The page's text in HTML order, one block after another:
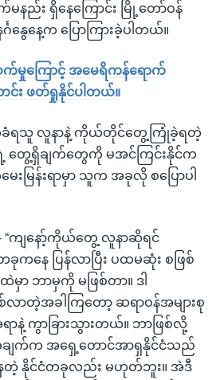
ည်း ရှိနေကြောင်း မြို့တော်ဝန်
ဂနွေနေ့က ပြောကြားခဲ့ပါတယ်။
က်မှုကြောင့် အမေရိကန်ရောက်
င်း ဖတ်ရှုနိုင်ပါတယ်။
က်ခံရသူ လူနာနဲ့ ကိုယ်တိုင်တွေ့ကြုံခဲ့ရတဲ့
တွေ့ရှိချက်တွေကို မအင်ကြင်းနိုင်က
မြန်းရာမှာ သူက အခုလို စပြောပါ
“ကျနော့်ကိုယ်တွေ့ လူနာဆိုရင်
ကနေ ပြန်လာပြီး ပထမဆုံး စဖြစ်
ထဲမှာ ဘာမှကို မဖြစ်တာ။ ဒါ
လာတဲ့အခါကြတော့ ဆရာဝန်အများစု
ာနဲ့ ကွာခြားသွားတယ်။ ဘာဖြစ်လို့
ျက်က အရှေ့တောင်အာရှနိုင်ငံသည်
နေတဲ့ နိုင်ငံတခုလည်း မဟုတ်ဘူး။ အဲဒီ